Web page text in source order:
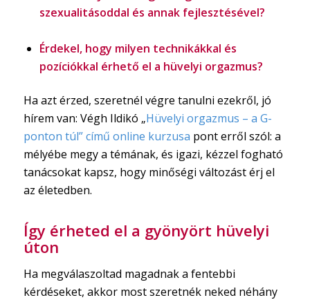
szexualitásoddal és annak fejlesztésével?
Érdekel, hogy milyen technikákkal és
pozíciókkal érhető el a hüvelyi orgazmus?
Ha azt érzed, szeretnél végre tanulni ezekről, jó
hírem van: Végh Ildikó „Hüvelyi orgazmus – a G-
ponton túl” című online kurzusa pont erről szól: a
mélyébe megy a témának, és igazi, kézzel fogható
tanácsokat kapsz, hogy minőségi változást érj el
az életedben.
Így érheted el a gyönyört hüvelyi
úton
Ha megválaszoltad magadnak a fentebbi
kérdéseket, akkor most szeretnék neked néhány